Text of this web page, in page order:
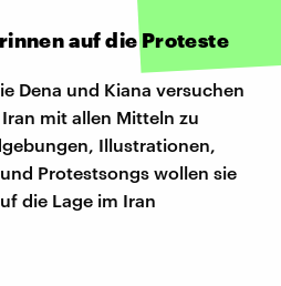
auf die Proteste
Dena und Kiana versuchen
mit allen Mitteln zu
Illustrationen,
Protestsongs wollen sie
die Lage im Iran